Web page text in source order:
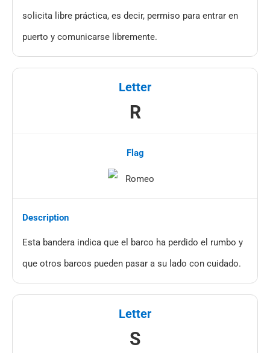
solicita libre práctica, es decir, permiso para entrar en
puerto y comunicarse libremente.
R
Esta bandera indica que el barco ha perdido el rumbo y
que otros barcos pueden pasar a su lado con cuidado.
S